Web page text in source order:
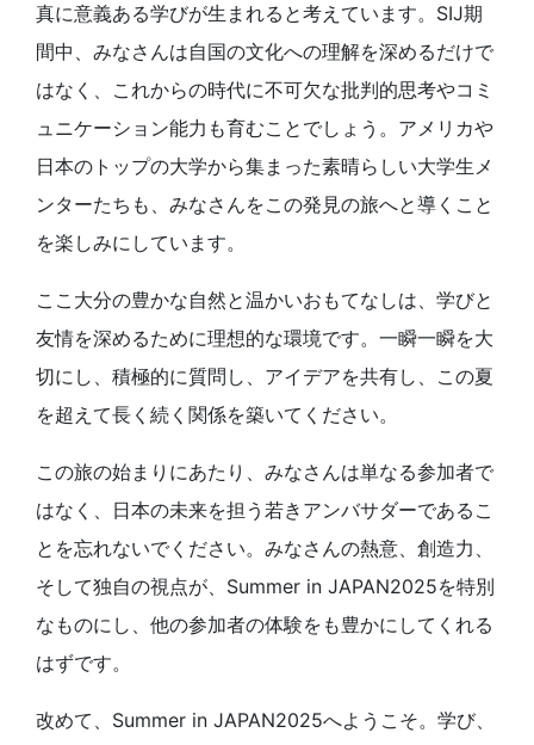
真に意義ある学びが生まれると考えています。SIJ期
間中、みなさんは自国の文化への理解を深めるだけで
はなく、これからの時代に不可欠な批判的思考やコミ
ュニケーション能力も育むことでしょう。アメリカや
日本のトップの大学から集まった素晴らしい大学生メ
ンターたちも、みなさんをこの発見の旅へと導くこと
を楽しみにしています。
ここ大分の豊かな自然と温かいおもてなしは、学びと
友情を深めるために理想的な環境です。一瞬一瞬を大
切にし、積極的に質問し、アイデアを共有し、この夏
を超えて長く続く関係を築いてください。
この旅の始まりにあたり、みなさんは単なる参加者で
はなく、日本の未来を担う若きアンバサダーであるこ
とを忘れないでください。みなさんの熱意、創造力、
そして独自の視点が、Summer in JAPAN2025を特別
なものにし、他の参加者の体験をも豊かにしてくれる
はずです。
改めて、Summer in JAPAN2025へようこそ。学び、